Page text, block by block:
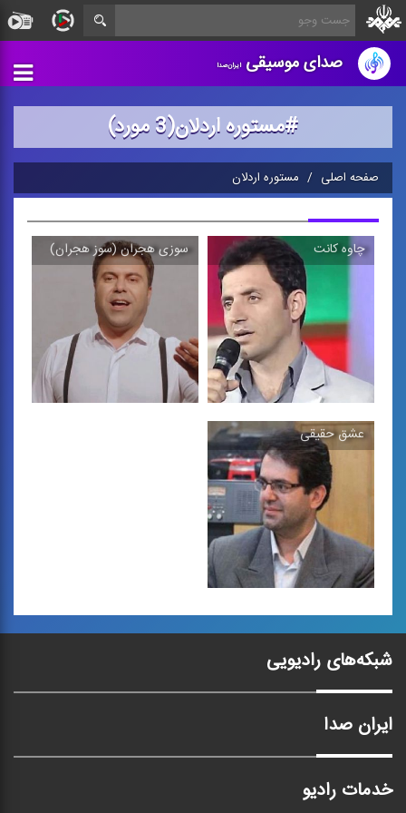
صدای موسیقیایران‌صدا
#مستوره اردلان(3 مورد)
صفحه اصلی مستوره اردلان
چاوه كانت
چاوه كانت
ترانه ی كردی
سوزی هجران (سوز هجران)
عشق حقیقی
عشق حقیقی
شبکه‌های رادیویی
ایران صدا
خدمات رادیو